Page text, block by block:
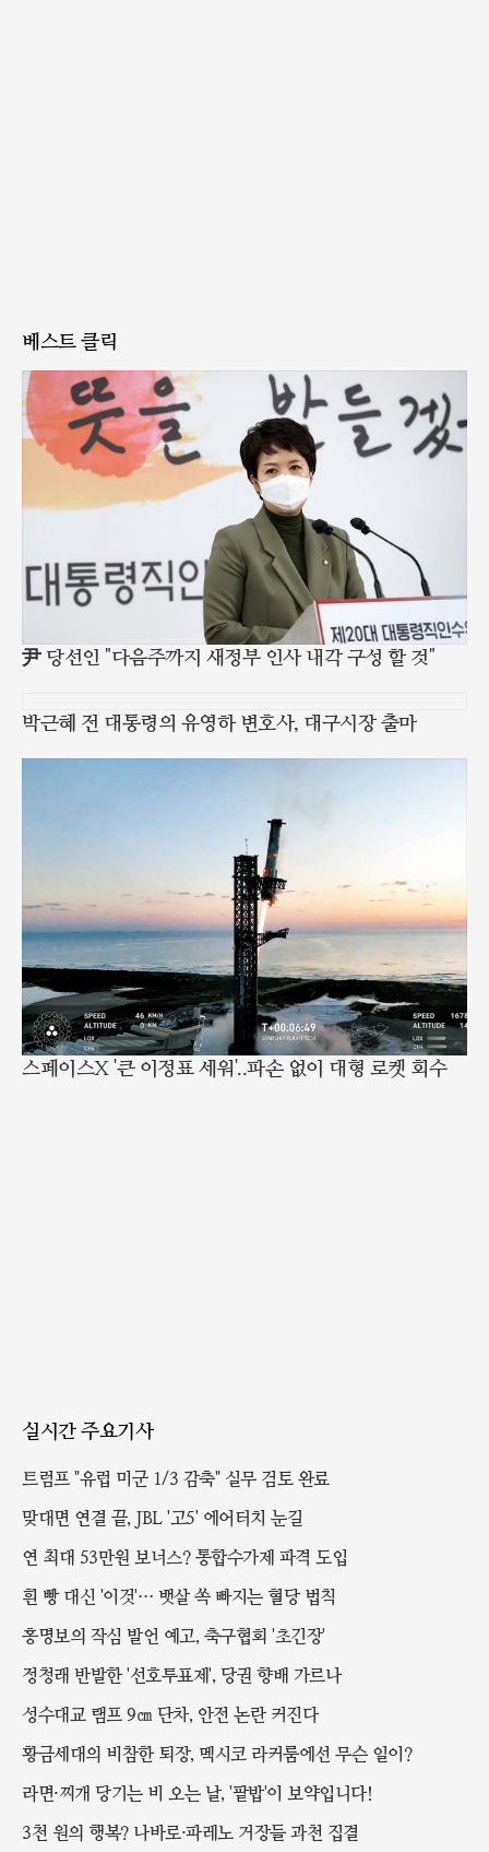
베스트 클릭
尹 당선인 "다음주까지 새정부 인사 내각 구성 할 것"
박근혜 전 대통령의 유영하 변호사, 대구시장 출마
스페이스X '큰 이정표 세워'..파손 없이 대형 로켓 회수
실시간 주요기사
트럼프 "유럽 미군 1/3 감축" 실무 검토 완료
맞대면 연결 끝, JBL '고5' 에어터치 눈길
연 최대 53만원 보너스? 통합수가제 파격 도입
흰 빵 대신 '이것'… 뱃살 쏙 빠지는 혈당 법칙
홍명보의 작심 발언 예고, 축구협회 '초긴장'
정청래 반발한 '선호투표제', 당권 향배 가르나
성수대교 램프 9㎝ 단차, 안전 논란 커진다
황금세대의 비참한 퇴장, 멕시코 라커룸에선 무슨 일이?
라면·찌개 당기는 비 오는 날, '팥밥'이 보약입니다!
3천 원의 행복? 나바로·파레노 거장들 과천 집결